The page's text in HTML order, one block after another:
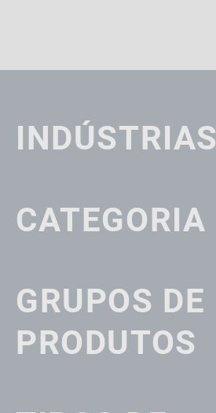
INDÚSTRIAS
CATEGORIA
GRUPOS DE
PRODUTOS